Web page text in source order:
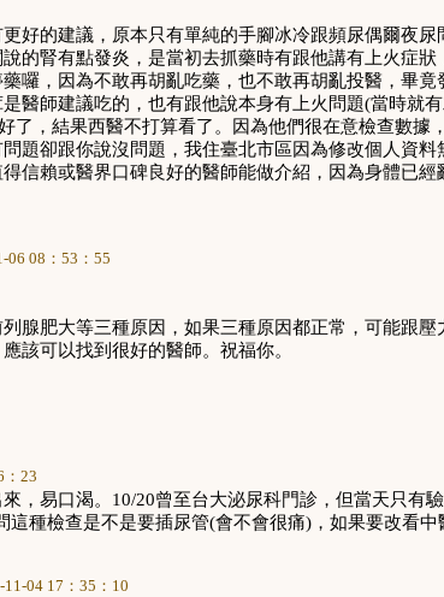
好的建議，原本只有單純的手腳冰冷跟頻尿偶爾夜尿
的腎有點發炎 ， 是當初去抓藥時有跟他講有上火症狀
藥囉 ， 因為不敢再胡亂吃藥 ， 也不敢再胡亂投醫 ， 畢竟
醫師建議吃的 ， 也有跟他說本身有上火問題(當時就
了 ， 結果西醫不打算看了 。 因為他們很在意檢查數據 ，
問題卻跟你說沒問題，我住臺北市區因為修改個人資
信賴或醫界口碑良好的醫師能做介紹 ， 因為身體已經
06 08 ： 53 ： 55
腺肥大等三種原因，如果三種原因都正常，可能跟
該可以找到很好的醫師。祝福你。
： 23
，易口渴。 10/20曾至台大泌尿科門診，但當天只有
這種檢查是不是要插尿管(會不會很痛) ，如果要改看
11-04 17 ： 35 ： 10